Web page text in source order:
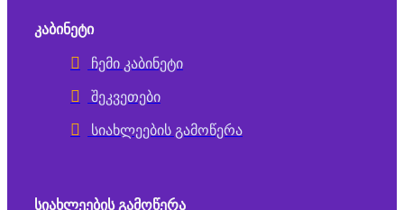
ᲙᲐᲑᲘᲜᲔᲢᲘ
ჩემი კაბინეტი
შეკვეთები
სიახლეების გამოწერა
ᲡᲘᲐᲮᲚᲔᲔᲑᲘᲡ ᲒᲐᲛᲝᲬᲔᲠᲐ